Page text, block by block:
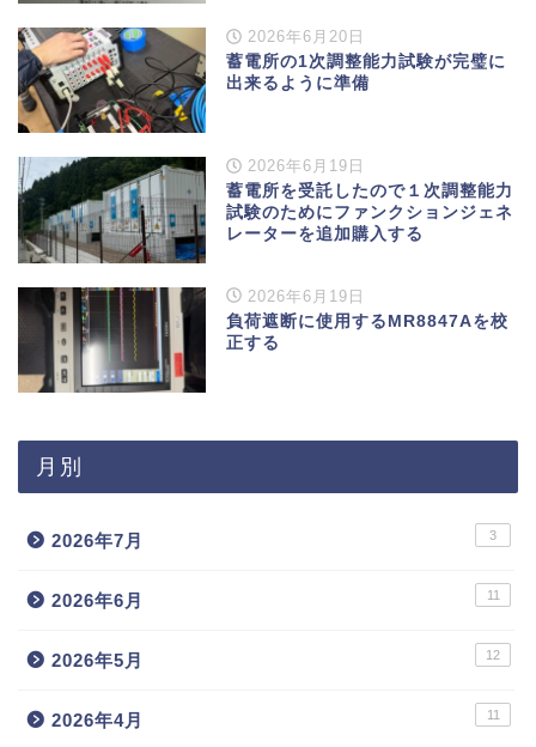
2026年6月20日
蓄電所の1次調整能力試験が完璧に
出来るように準備
2026年6月19日
蓄電所を受託したので１次調整能力
試験のためにファンクションジェネ
レーターを追加購入する
2026年6月19日
負荷遮断に使用するMR8847Aを校
正する
月別
2026年7月 3
2026年6月 11
2026年5月 12
2026年4月 11